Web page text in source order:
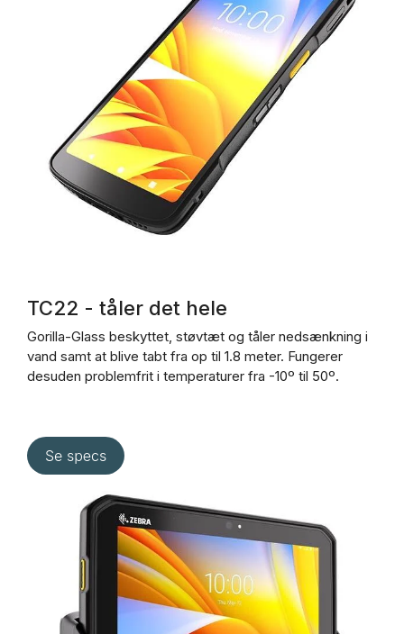
TC22 - tåler det hele
Gorilla-Glass beskyttet, støvtæt og tåler nedsænkning i
vand samt at blive tabt fra op til 1.8 meter. Fungerer
desuden problemfrit i temperaturer fra -10º til 50º.